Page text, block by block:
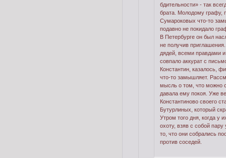
бдительности» - так
брата. Молодому графу,
Сумароковых что-то
подавно не покидало
В Петербурге он был
не получив
дядей, всеми правдами
совпало аккурат с
Константин, казалось,
что-то замышляет.
мысль о том, что можно
давала ему покоя. Уже
Константиново своего
Бутурлиных, который
Утром того дня, когда у
охоту, взяв с собой
то, что они собрались
против соседей.